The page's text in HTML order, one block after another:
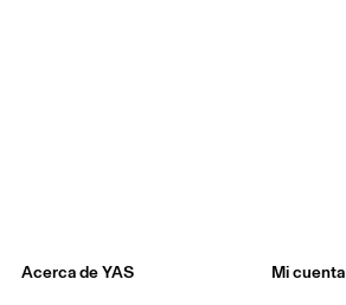
Acerca de YAS Mi cuenta